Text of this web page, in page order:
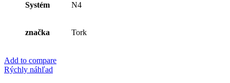
Systém N4
značka Tork
Add to compare
Rýchly náhľad